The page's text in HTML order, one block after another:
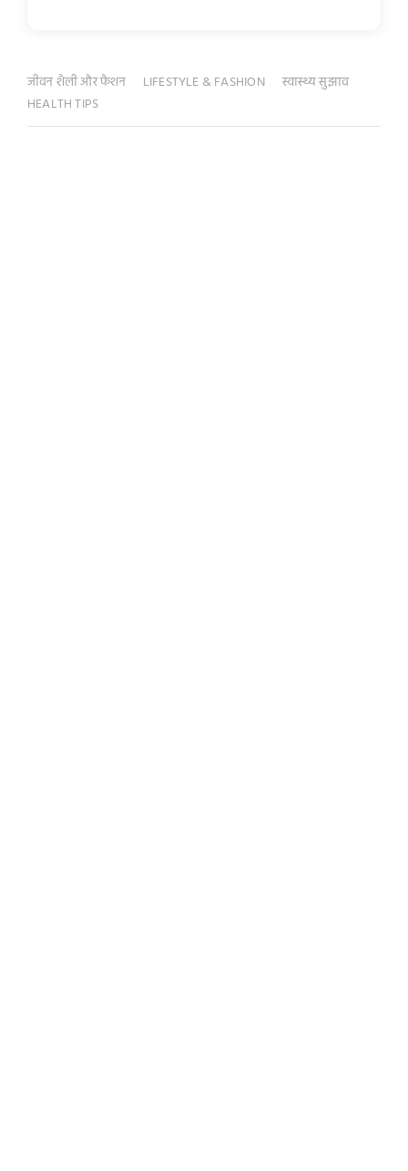
जीवन शैली और फैशन LIFESTYLE & FASHION
स्वास्थ्य सुझाव
HEALTH TIPS